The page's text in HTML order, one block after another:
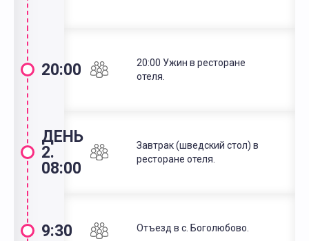
20:00
20:00 Ужин в ресторане
отеля.
ДЕНЬ
2.
08:00
Завтрак (шведский стол) в
ресторане отеля.
9:30 Отъезд в с. Боголюбово.